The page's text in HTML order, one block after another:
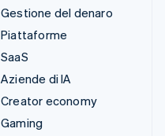
Gestione del denaro
Piattaforme
SaaS
Aziende di IA
Creator economy
Gaming